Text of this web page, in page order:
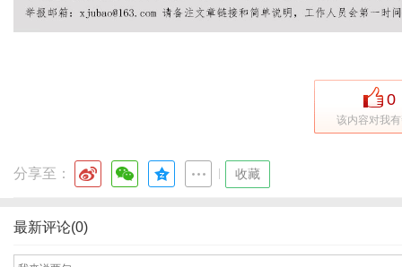
0
该内容对我
分享至： 收藏
最新评论(0)